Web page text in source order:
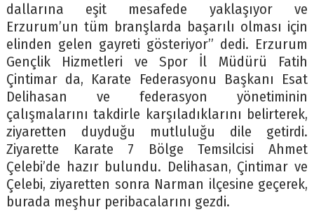
dallarına eşit mesafede yaklaşıyor ve
Erzurum’un tüm branşlarda başarılı olması için
elinden gelen gayreti gösteriyor” dedi. Erzurum
Gençlik Hizmetleri ve Spor İl Müdürü Fatih
Çintimar da, Karate Federasyonu Başkanı Esat
Delihasan ve federasyon yönetiminin
çalışmalarını takdirle karşıladıklarını belirterek,
ziyaretten duyduğu mutluluğu dile getirdi.
Ziyarette Karate 7 Bölge Temsilcisi Ahmet
Çelebi’de hazır bulundu. Delihasan, Çintimar ve
Çelebi, ziyaretten sonra Narman ilçesine geçerek,
burada meşhur peribacalarını gezdi.